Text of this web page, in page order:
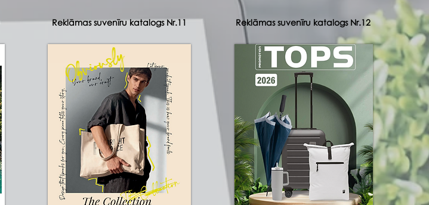
Reklāmas suvenīru katalogs Nr.11 Reklāmas suvenīru katalogs Nr.12